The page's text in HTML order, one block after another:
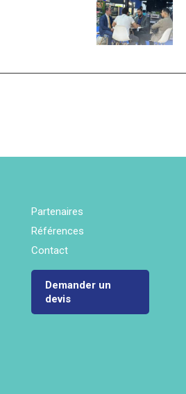
Partenaires
Références
Contact
Demander un
devis